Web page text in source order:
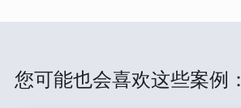
您可能也会喜欢这些案例：